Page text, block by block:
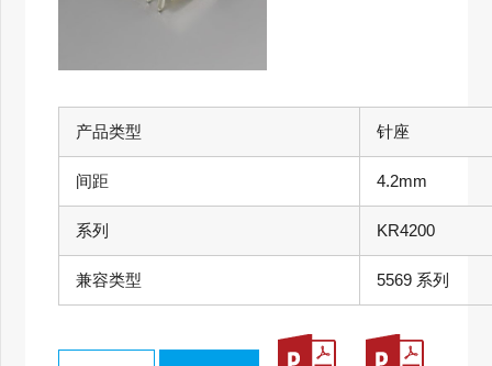
产品类型 针座
间距 4.2mm
系列 KR4200
兼容类型 5569 系列